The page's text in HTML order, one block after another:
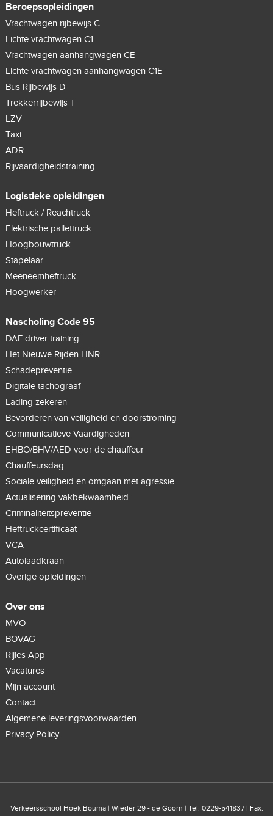
Beroepsopleidingen
Vrachtwagen rijbewijs C
Lichte vrachtwagen C1
Vrachtwagen aanhangwagen CE
Lichte vrachtwagen aanhangwagen C1E
Bus Rijbewijs D
Trekkerrijbewijs T
LZV
Taxi
ADR
Rijvaardigheidstraining
Logistieke opleidingen
Heftruck / Reachtruck
Elektrische pallettruck
Hoogbouwtruck
Stapelaar
Meeneemheftruck
Hoogwerker
Nascholing Code 95
DAF driver training
Het Nieuwe Rijden HNR
Schadepreventie
Digitale tachograaf
Lading zekeren
Bevorderen van veiligheid en doorstroming
Communicatieve Vaardigheden
EHBO/BHV/AED voor de chauffeur
Chauffeursdag
Sociale veiligheid en omgaan met agressie
Actualisering vakbekwaamheid
Criminaliteitspreventie
Heftruckcertificaat
VCA
Autolaadkraan
Overige opleidingen
Over ons
MVO
BOVAG
Rijles App
Vacatures
Mijn account
Contact
Algemene leveringsvoorwaarden
Privacy Policy
Verkeersschool Hoek Bouma | Wieder 29 - de Goorn | Tel: 0229-541837 | Fax: